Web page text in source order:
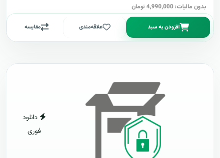
بدون مالیات: 4,990,000 تومان
افزودن به سبد علاقه‌مندی مقایسه
دانلود
فوری